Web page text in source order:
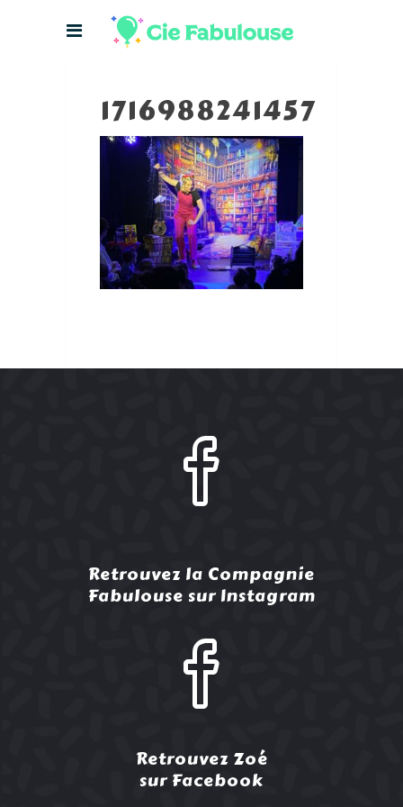
1716988241457
Retrouvez la Compagnie
Fabulouse sur Instagram
Retrouvez Zoé
sur Facebook